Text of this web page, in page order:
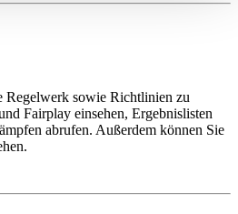
Regelwerk sowie Richtlinien zu
Fairplay einsehen, Ergebnislisten
abrufen. Außerdem können Sie